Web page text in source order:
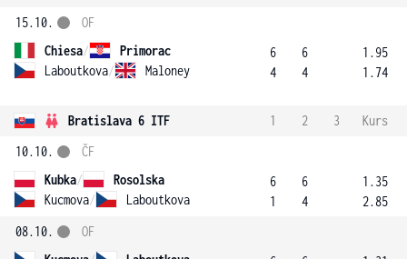
15.10.
Chiesa/
Primorac
Laboutkova/ Maloney
OF
6
4
6
4
1.95
1.74
Bratislava 6 ITF 1 2 3
Kurs
10.10.
Kubka/
Rosolska
Kucmova/ Laboutkova
ČF
6
1
6
4
1.35
2.85
08.10.
OF